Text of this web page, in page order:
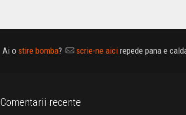
Ai o stire bomba? scrie-ne aicirepede pana e
Comentarii recente